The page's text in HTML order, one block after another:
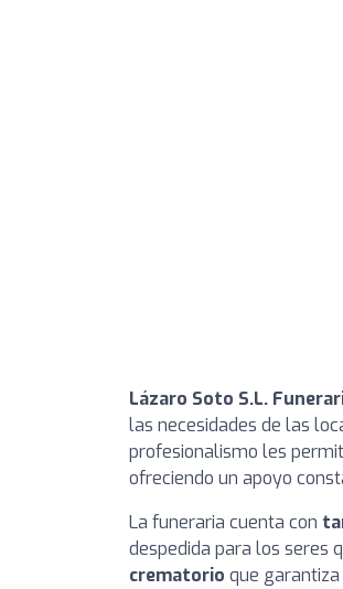
Lázaro Soto S.L.
las necesidades de las
profesionalismo les
ofreciendo un apoyo
La funeraria cuenta con
despedida para los seres
crematorio que